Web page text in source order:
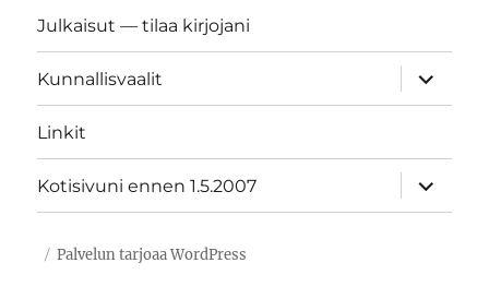
Julkaisut — tilaa kirjojani
Kunnallisvaalit
näytä
Linkit
Kotisivuni ennen 1.5.2007
näytä
Palvelun tarjoaa WordPress